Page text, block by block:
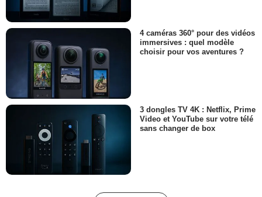
4 caméras 360° pour des vidéos
immersives : quel modèle
choisir pour vos aventures ?
3 dongles TV 4K : Netflix, Prime
Video et YouTube sur votre télé
sans changer de box